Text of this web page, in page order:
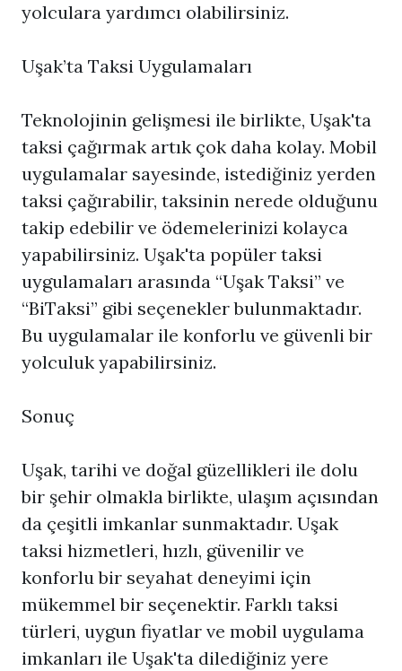
yolculara yardımcı olabilirsiniz.
Uşak’ta Taksi Uygulamaları
Teknolojinin gelişmesi ile birlikte, Uşak'ta
taksi çağırmak artık çok daha kolay. Mobil
uygulamalar sayesinde, istediğiniz yerden
taksi çağırabilir, taksinin nerede olduğunu
takip edebilir ve ödemelerinizi kolayca
yapabilirsiniz. Uşak'ta popüler taksi
uygulamaları arasında “Uşak Taksi” ve
“BiTaksi” gibi seçenekler bulunmaktadır.
Bu uygulamalar ile konforlu ve güvenli bir
yolculuk yapabilirsiniz.
Sonuç
Uşak, tarihi ve doğal güzellikleri ile dolu
bir şehir olmakla birlikte, ulaşım açısından
da çeşitli imkanlar sunmaktadır. Uşak
taksi hizmetleri, hızlı, güvenilir ve
konforlu bir seyahat deneyimi için
mükemmel bir seçenektir. Farklı taksi
türleri, uygun fiyatlar ve mobil uygulama
imkanları ile Uşak'ta dilediğiniz yere